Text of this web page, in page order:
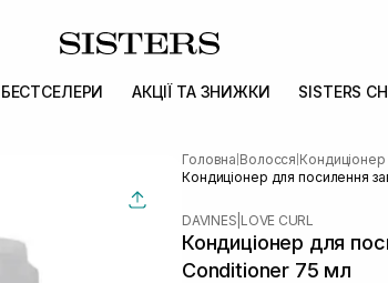
БЕСТСЕЛЕРИ АКЦІЇ ТА ЗНИЖКИ SISTERS
Головна Волосся
Кондиціонер для посилення
DAVINES LOVE CURL
Кондиціонер для
Conditioner 75 мл